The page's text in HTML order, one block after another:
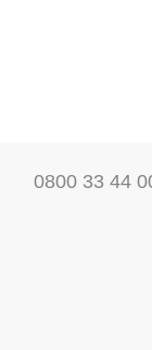
0800 33 44